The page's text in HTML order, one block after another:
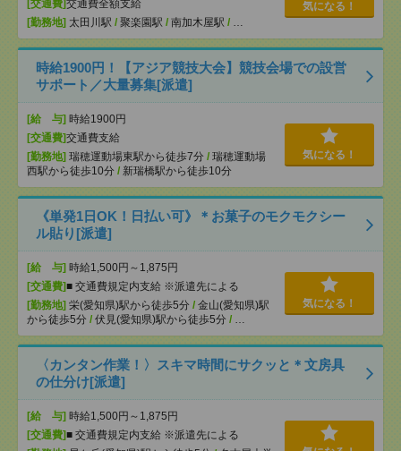
[交通費] 交通費全額支給
[勤務地] 太田川駅 / 聚楽園駅 / 南加木屋駅 / …
気になる！
時給1900円！【アジア競技大会】競技会場での設営
サポート／大量募集[派遣]
[給 与] 時給1900円
[交通費]交通費支給
[勤務地] 瑞穂運動場東駅から徒歩7分 / 瑞穂運動場
西駅から徒歩10分 / 新瑞橋駅から徒歩10分
気になる！
《単発1日OK！日払い可》＊お菓子のモクモクシー
ル貼り[派遣]
[給 与] 時給1,500円～1,875円
[交通費]■ 交通費規定内支給 ※派遣先による
[勤務地] 栄(愛知県)駅から徒歩5分 / 金山(愛知県)駅
から徒歩5分 / 伏見(愛知県)駅から徒歩5分 / …
気になる！
〈カンタン作業！〉スキマ時間にサクッと＊文房具
の仕分け[派遣]
[給 与] 時給1,500円～1,875円
[交通費]■ 交通費規定内支給 ※派遣先による